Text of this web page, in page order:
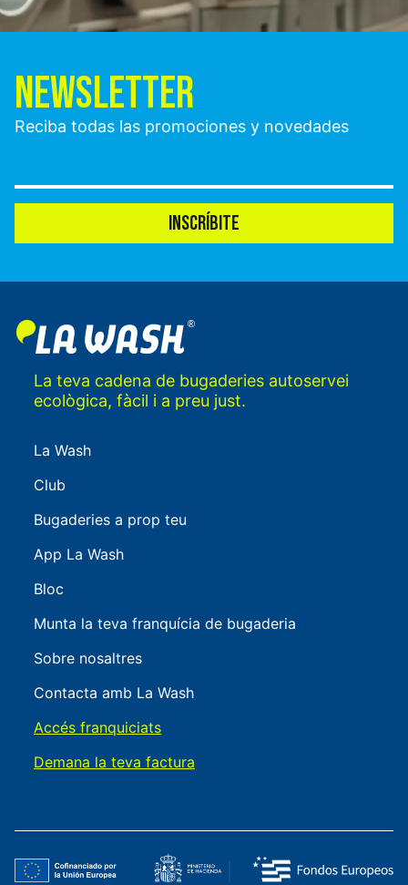
NEWSLETTER
Reciba todas las promociones y novedades
INSCRÍBITE
La teva cadena de bugaderies autoservei
ecològica, fàcil i a preu just.
La Wash
Club
Bugaderies a prop teu
App La Wash
Bloc
Munta la teva franquícia de bugaderia
Sobre nosaltres
Contacta amb La Wash
Accés franquiciats
Demana la teva factura